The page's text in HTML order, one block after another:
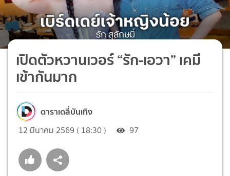
เปิดตัวหวานเวอร์ “รัก-เอวา” เคมี
เข้ากันมาก
ดาราเดลี่บันเทิง
12 มีนาคม 2569 ( 18:30 ) 97